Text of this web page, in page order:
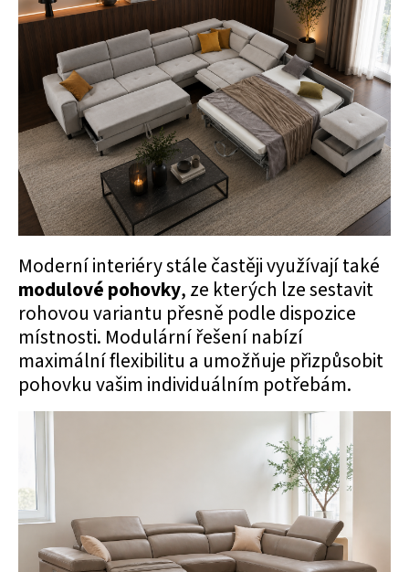
Moderní interiéry stále častěji využívají také
modulové pohovky, ze kterých lze sestavit
rohovou variantu přesně podle dispozice
místnosti. Modulární řešení nabízí
maximální flexibilitu a umožňuje přizpůsobit
pohovku vašim individuálním potřebám.